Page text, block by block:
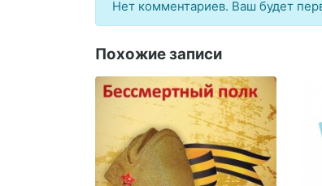
Нет комментариев. Ваш будет
Похожие записи